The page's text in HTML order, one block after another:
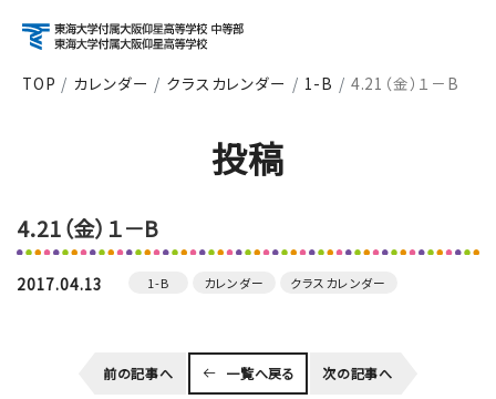
About 学校紹介
Course コース紹介
TOP カレンダー クラスカレンダー 1-B 4.21（金）１－B
投稿
4.21（金）１－B
2017.04.13 1-B カレンダー クラスカレンダー
前の記事へ 一覧へ戻る 次の記事へ